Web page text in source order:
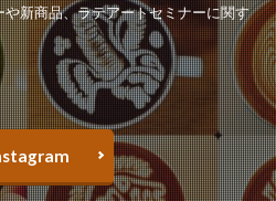
新商品、ラテアートセミナーに関す